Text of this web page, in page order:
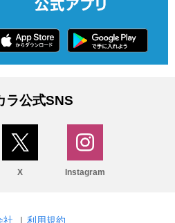
ラ公式SNS
X Instagram
社 | 利用規約